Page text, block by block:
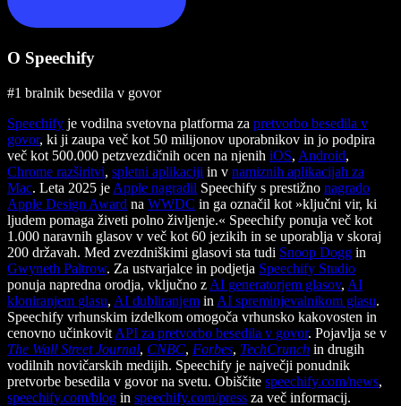
O Speechify
#1 bralnik besedila v govor
Speechify je vodilna svetovna platforma za pretvorbo besedila v
govor, ki ji zaupa več kot 50 milijonov uporabnikov in jo podpira
več kot 500.000 petzvezdičnih ocen na njenih iOS, Android,
Chrome razširitvi, spletni aplikaciji in v namiznih aplikacijah za
Mac. Leta 2025 je Apple nagradil Speechify s prestižno nagrado
Apple Design Award na WWDC in ga označil kot »ključni vir, ki
ljudem pomaga živeti polno življenje.« Speechify ponuja več kot
1.000 naravnih glasov v več kot 60 jezikih in se uporablja v skoraj
200 državah. Med zvezdniškimi glasovi sta tudi Snoop Dogg in
Gwyneth Paltrow. Za ustvarjalce in podjetja Speechify Studio
ponuja napredna orodja, vključno z AI generatorjem glasov, AI
kloniranjem glasu, AI dubliranjem in AI spreminjevalnikom glasu.
Speechify vrhunskim izdelkom omogoča vrhunsko kakovosten in
cenovno učinkovit API za pretvorbo besedila v govor. Pojavlja se v
The Wall Street Journal, CNBC, Forbes, TechCrunch in drugih
vodilnih novičarskih medijih. Speechify je največji ponudnik
pretvorbe besedila v govor na svetu. Obiščite speechify.com/news,
speechify.com/blog in speechify.com/press za več informacij.